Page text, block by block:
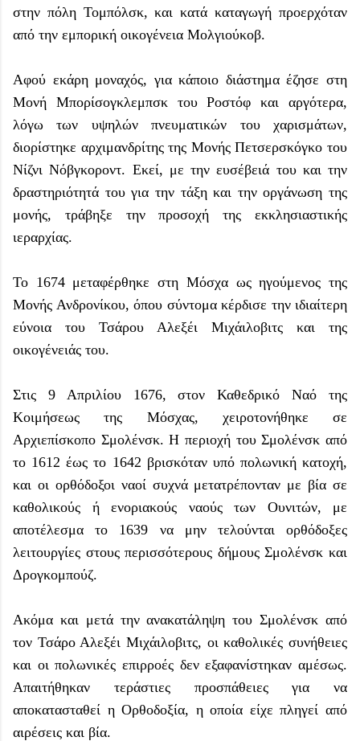
στην πόλη Τομπόλσκ, και κατά καταγωγή προερχόταν
από την εμπορική οικογένεια Μολγιούκοβ.
Αφού εκάρη μοναχός, για κάποιο διάστημα έζησε στη
Μονή Μπορίσογκλεμπσκ του Ροστόφ και αργότερα,
λόγω των υψηλών πνευματικών του χαρισμάτων,
διορίστηκε αρχιμανδρίτης της Μονής Πετσερσκόγκο του
Νίζνι Νόβγκοροντ. Εκεί, με την ευσέβειά του και την
δραστηριότητά του για την τάξη και την οργάνωση της
μονής, τράβηξε την προσοχή της εκκλησιαστικής
ιεραρχίας.
Το 1674 μεταφέρθηκε στη Μόσχα ως ηγούμενος της
Μονής Ανδρονίκου, όπου σύντομα κέρδισε την ιδιαίτερη
εύνοια του Τσάρου Αλεξέι Μιχάιλοβιτς και της
οικογένειάς του.
Στις 9 Απριλίου 1676, στον Καθεδρικό Ναό της
Κοιμήσεως της Μόσχας, χειροτονήθηκε σε
Αρχιεπίσκοπο Σμολένσκ. Η περιοχή του Σμολένσκ από
το 1612 έως το 1642 βρισκόταν υπό πολωνική κατοχή,
και οι ορθόδοξοι ναοί συχνά μετατρέπονταν με βία σε
καθολικούς ή ενοριακούς ναούς των Ουνιτών, με
αποτέλεσμα το 1639 να μην τελούνται ορθόδοξες
λειτουργίες στους περισσότερους δήμους Σμολένσκ και
Δρογκομπούζ.
Ακόμα και μετά την ανακατάληψη του Σμολένσκ από
τον Τσάρο Αλεξέι Μιχάιλοβιτς, οι καθολικές συνήθειες
και οι πολωνικές επιρροές δεν εξαφανίστηκαν αμέσως.
Απαιτήθηκαν τεράστιες προσπάθειες για να
αποκατασταθεί η Ορθοδοξία, η οποία είχε πληγεί από
αιρέσεις και βία.